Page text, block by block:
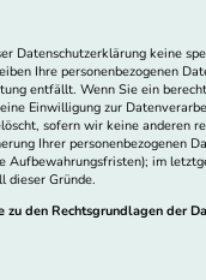
Datenschutzerklärung keine
Ihre personenbezogenen
entfällt. Wenn Sie ein
Einwilligung zur
sofern wir keine anderen
Ihrer personenbezogenen
Aufbewahrungsfristen); im
dieser Gründe.
den Rechtsgrundlagen der